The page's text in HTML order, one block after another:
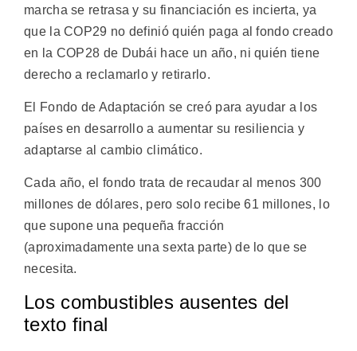
marcha se retrasa y su financiación es incierta, ya
que la COP29 no definió quién paga al fondo creado
en la COP28 de Dubái hace un año, ni quién tiene
derecho a reclamarlo y retirarlo.
El Fondo de Adaptación se creó para ayudar a los
países en desarrollo a aumentar su resiliencia y
adaptarse al cambio climático.
Cada año, el fondo trata de recaudar al menos 300
millones de dólares, pero solo recibe 61 millones, lo
que supone una pequeña fracción
(aproximadamente una sexta parte) de lo que se
necesita.
Los combustibles ausentes del
texto final